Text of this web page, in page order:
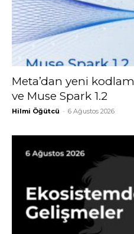
Meta’dan yeni
ve Muse Spark 1.2
Hilmi Öğütcü - 6 Ağustos 2026